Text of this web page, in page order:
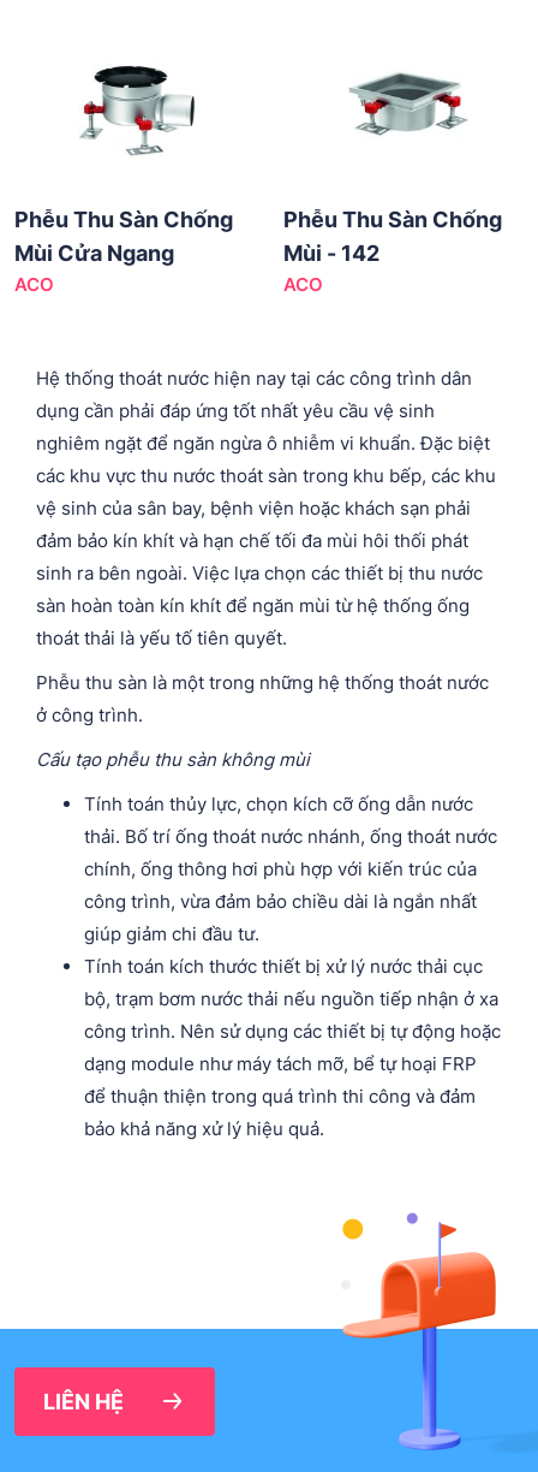
Phễu Thu Sàn Chống
Mùi Cửa Ngang
ACO
Phễu Thu Sàn Chống
Mùi - 142
ACO
Hệ thống thoát nước hiện nay tại các công trình dân
dụng cần phải đáp ứng tốt nhất yêu cầu vệ sinh
nghiêm ngặt để ngăn ngừa ô nhiễm vi khuẩn. Đặc biệt
các khu vực thu nước thoát sàn trong khu bếp, các khu
vệ sinh của sân bay, bệnh viện hoặc khách sạn phải
đảm bảo kín khít và hạn chế tối đa mùi hôi thối phát
sinh ra bên ngoài. Việc lựa chọn các thiết bị thu nước
sàn hoàn toàn kín khít để ngăn mùi từ hệ thống ống
thoát thải là yếu tố tiên quyết.
Phễu thu sàn là một trong những hệ thống thoát nước
ở công trình.
Cấu tạo phễu thu sàn không mùi
Tính toán thủy lực, chọn kích cỡ ống dẫn nước
thải. Bố trí ống thoát nước nhánh, ống thoát nước
chính, ống thông hơi phù hợp với kiến trúc của
công trình, vừa đảm bảo chiều dài là ngắn nhất
giúp giảm chi đầu tư.
Tính toán kích thước thiết bị xử lý nước thải cục
bộ, trạm bơm nước thải nếu nguồn tiếp nhận ở xa
công trình. Nên sử dụng các thiết bị tự động hoặc
dạng module như máy tách mỡ, bể tự hoại FRP
để thuận thiện trong quá trình thi công và đảm
bảo khả năng xử lý hiệu quả.
LIÊN HỆ